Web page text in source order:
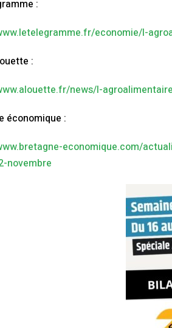
:
economie/l-
:
news/l-
économique :
economique.com/
novembre